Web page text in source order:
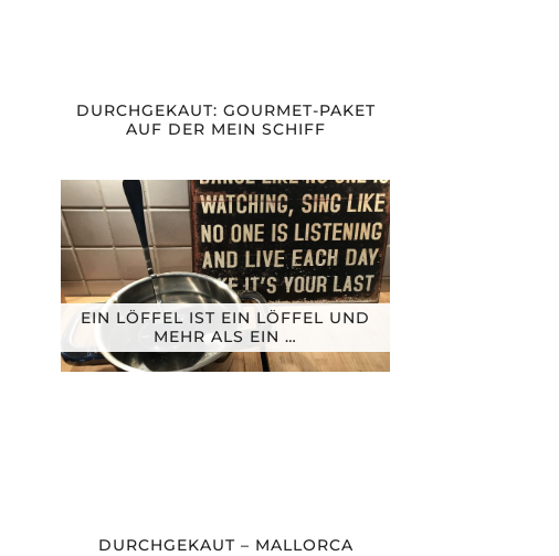
DURCHGEKAUT: GOURMET-PAKET
AUF DER MEIN SCHIFF
EIN LÖFFEL IST EIN LÖFFEL UND
MEHR ALS EIN …
DURCHGEKAUT – MALLORCA